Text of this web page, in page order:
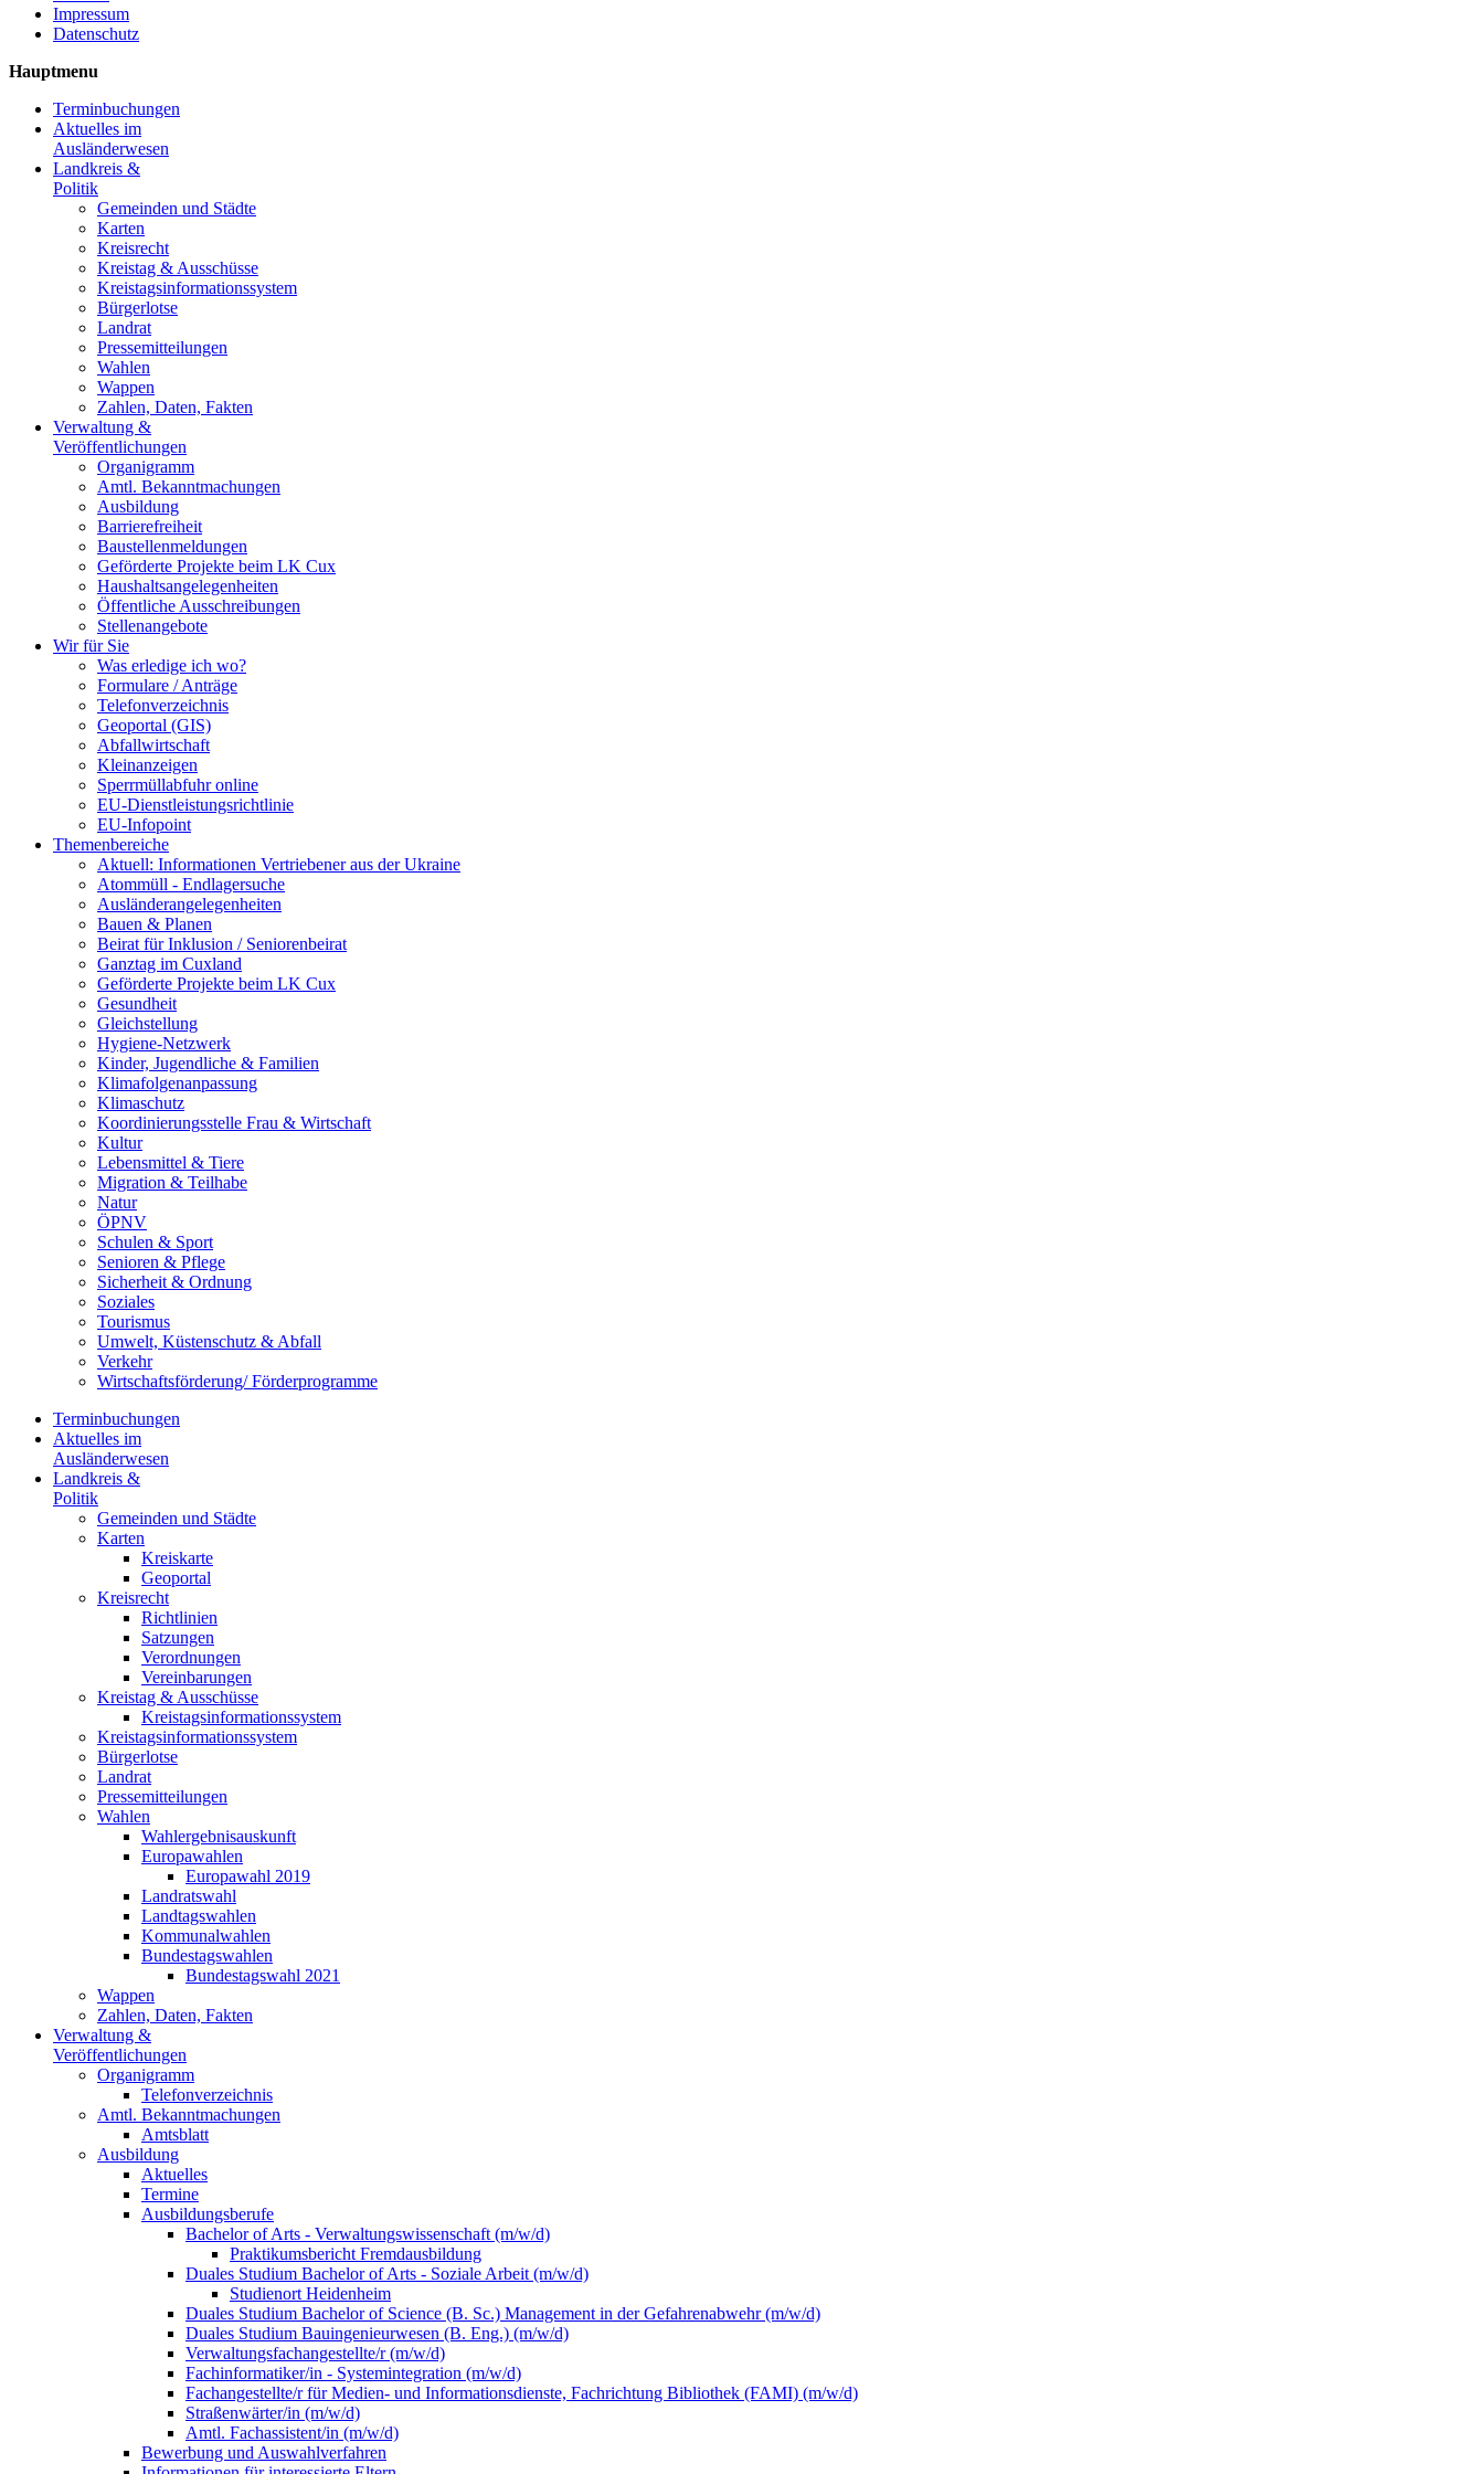
Impressum
Datenschutz
Hauptmenu
Terminbuchungen
Aktuelles im
Ausländerwesen
Landkreis &
Politik
Gemeinden und Städte
Karten
Kreisrecht
Kreistag & Ausschüsse
Kreistagsinformationssystem
Bürgerlotse
Landrat
Pressemitteilungen
Wahlen
Wappen
Zahlen, Daten, Fakten
Verwaltung &
Veröffentlichungen
Organigramm
Amtl. Bekanntmachungen
Ausbildung
Barrierefreiheit
Baustellenmeldungen
Geförderte Projekte beim LK Cux
Haushaltsangelegenheiten
Öffentliche Ausschreibungen
Stellenangebote
Wir für Sie
Was erledige ich wo?
Formulare / Anträge
Telefonverzeichnis
Geoportal (GIS)
Abfallwirtschaft
Kleinanzeigen
Sperrmüllabfuhr online
EU-Dienstleistungsrichtlinie
EU-Infopoint
Themenbereiche
Aktuell: Informationen Vertriebener aus der Ukraine
Atommüll - Endlagersuche
Ausländerangelegenheiten
Bauen & Planen
Beirat für Inklusion / Seniorenbeirat
Ganztag im Cuxland
Geförderte Projekte beim LK Cux
Gesundheit
Gleichstellung
Hygiene-Netzwerk
Kinder, Jugendliche & Familien
Klimafolgenanpassung
Klimaschutz
Koordinierungsstelle Frau & Wirtschaft
Kultur
Lebensmittel & Tiere
Migration & Teilhabe
Natur
ÖPNV
Schulen & Sport
Senioren & Pflege
Sicherheit & Ordnung
Soziales
Tourismus
Umwelt, Küstenschutz & Abfall
Verkehr
Wirtschaftsförderung/ Förderprogramme
Terminbuchungen
Aktuelles im
Ausländerwesen
Landkreis &
Politik
Gemeinden und Städte
Karten
Kreiskarte
Geoportal
Kreisrecht
Richtlinien
Satzungen
Verordnungen
Vereinbarungen
Kreistag & Ausschüsse
Kreistagsinformationssystem
Kreistagsinformationssystem
Bürgerlotse
Landrat
Pressemitteilungen
Wahlen
Wahlergebnisauskunft
Europawahlen
Europawahl 2019
Landratswahl
Landtagswahlen
Kommunalwahlen
Bundestagswahlen
Bundestagswahl 2021
Wappen
Zahlen, Daten, Fakten
Verwaltung &
Veröffentlichungen
Organigramm
Telefonverzeichnis
Amtl. Bekanntmachungen
Amtsblatt
Ausbildung
Aktuelles
Termine
Ausbildungsberufe
Bachelor of Arts - Verwaltungswissenschaft (m/w/d)
Praktikumsbericht Fremdausbildung
Duales Studium Bachelor of Arts - Soziale Arbeit (m/w/d)
Studienort Heidenheim
Duales Studium Bachelor of Science (B. Sc.) Management in der Gefahrenabwehr (m/w/d)
Duales Studium Bauingenieurwesen (B. Eng.) (m/w/d)
Verwaltungsfachangestellte/r (m/w/d)
Fachinformatiker/in - Systemintegration (m/w/d)
Fachangestellte/r für Medien- und Informationsdienste, Fachrichtung Bibliothek (FAMI) (m/w/d)
Straßenwärter/in (m/w/d)
Amtl. Fachassistent/in (m/w/d)
Bewerbung und Auswahlverfahren